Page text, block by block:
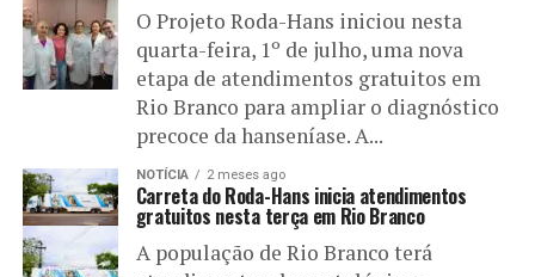
O Projeto Roda-Hans iniciou nesta
quarta-feira, 1º de julho, uma nova
etapa de atendimentos gratuitos em
Rio Branco para ampliar o diagnóstico
precoce da hanseníase. A...
NOTÍCIA 2 meses ago
Carreta do Roda-Hans inicia atendimentos
gratuitos nesta terça em Rio Branco
A população de Rio Branco terá